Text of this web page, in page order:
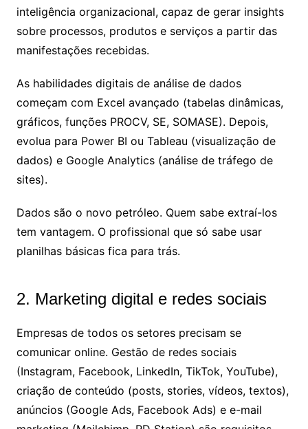
inteligência organizacional, capaz de gerar insights
sobre processos, produtos e serviços a partir das
manifestações recebidas.
As habilidades digitais de análise de dados
começam com Excel avançado (tabelas dinâmicas,
gráficos, funções PROCV, SE, SOMASE). Depois,
evolua para Power BI ou Tableau (visualização de
dados) e Google Analytics (análise de tráfego de
sites).
Dados são o novo petróleo. Quem sabe extraí-los
tem vantagem. O profissional que só sabe usar
planilhas básicas fica para trás.
2. Marketing digital e redes sociais
Empresas de todos os setores precisam se
comunicar online. Gestão de redes sociais
(Instagram, Facebook, LinkedIn, TikTok, YouTube),
criação de conteúdo (posts, stories, vídeos, textos),
anúncios (Google Ads, Facebook Ads) e e-mail